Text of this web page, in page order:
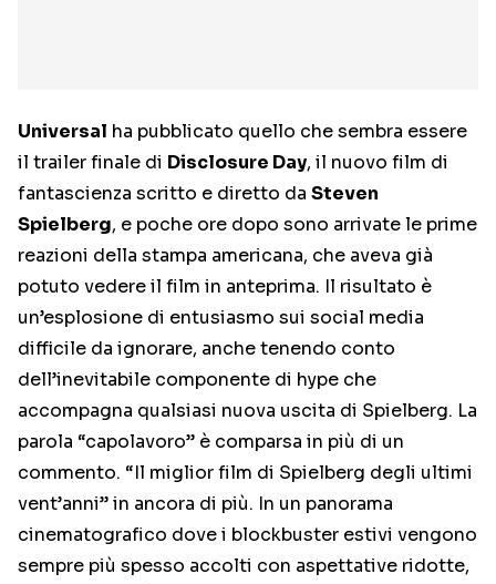
Universal ha pubblicato quello che sembra essere
il trailer finale di Disclosure Day, il nuovo film di
fantascienza scritto e diretto da Steven
Spielberg, e poche ore dopo sono arrivate le prime
reazioni della stampa americana, che aveva già
potuto vedere il film in anteprima. Il risultato è
un’esplosione di entusiasmo sui social media
difficile da ignorare, anche tenendo conto
dell’inevitabile componente di hype che
accompagna qualsiasi nuova uscita di Spielberg. La
parola “capolavoro” è comparsa in più di un
commento. “Il miglior film di Spielberg degli ultimi
vent’anni” in ancora di più. In un panorama
cinematografico dove i blockbuster estivi vengono
sempre più spesso accolti con aspettative ridotte,